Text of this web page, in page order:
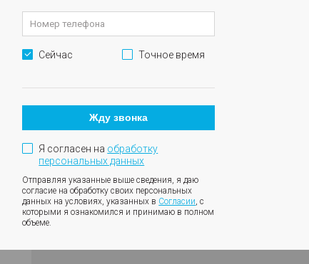
Сейчас Точное время
Жду звонка
Я согласен на обработку
персональных данных
Отправляя указанные выше сведения, я даю
согласие на обработку своих персональных
данных на условиях, указанных в Согласии, с
которыми я ознакомился и принимаю в полном
объеме.